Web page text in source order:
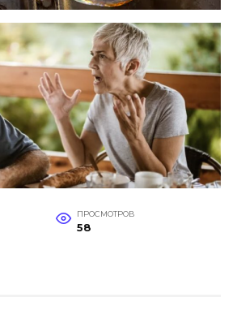
ПРОСМОТРОВ
58